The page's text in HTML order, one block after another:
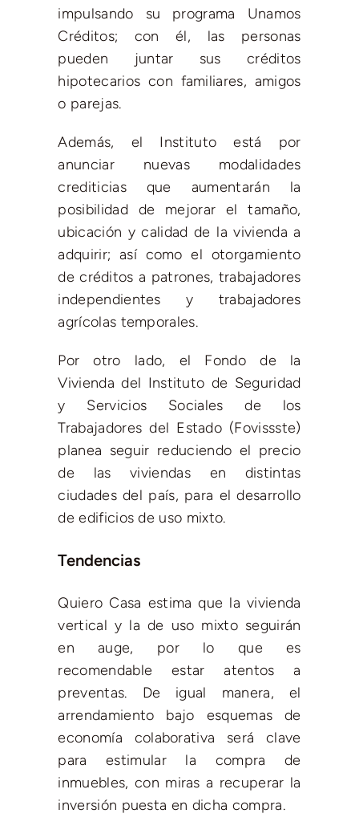
impulsando su programa Unamos
Créditos; con él, las personas
pueden juntar sus créditos
hipotecarios con familiares, amigos
o parejas.
Además, el Instituto está por
anunciar nuevas modalidades
crediticias que aumentarán la
posibilidad de mejorar el tamaño,
ubicación y calidad de la vivienda a
adquirir; así como el otorgamiento
de créditos a patrones, trabajadores
independientes y trabajadores
agrícolas temporales.
Por otro lado, el Fondo de la
Vivienda del Instituto de Seguridad
y Servicios Sociales de los
Trabajadores del Estado (Fovissste)
planea seguir reduciendo el precio
de las viviendas en distintas
ciudades del país, para el desarrollo
de edificios de uso mixto.
Tendencias
Quiero Casa estima que la vivienda
vertical y la de uso mixto seguirán
en auge, por lo que es
recomendable estar atentos a
preventas. De igual manera, el
arrendamiento bajo esquemas de
economía colaborativa será clave
para estimular la compra de
inmuebles, con miras a recuperar la
inversión puesta en dicha compra.